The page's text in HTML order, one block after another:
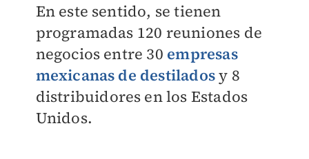
En este sentido, se tienen
programadas 120 reuniones de
negocios entre 30 empresas
mexicanas de destiladosy 8
distribuidores en los Estados
Unidos.